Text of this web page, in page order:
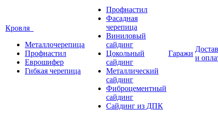
Кровля
Металлочерепица
Профнастил
Еврошифер
Гибкая черепица
Профнастил
Фасадная
черепица
Виниловый
сайдинг
Цокольный
сайдинг
Металлический
сайдинг
Фиброцементный
сайдинг
Сайдинг из ДПК
Гаражи
и